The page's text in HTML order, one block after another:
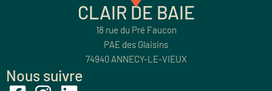
CLAIR DE BAIE
18 rue du Pré Faucon
PAE des Glaisins
74940 ANNECY-LE-VIEUX
Nous suivre